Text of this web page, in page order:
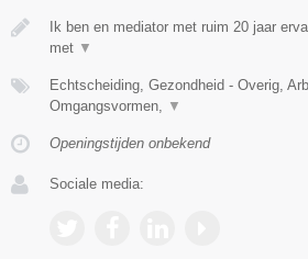
Ik ben en mediator met ruim 20 jaar
met ▼
Echtscheiding, Gezondheid - Overig,
Omgangsvormen, ▼
Openingstijden onbekend
Sociale media: